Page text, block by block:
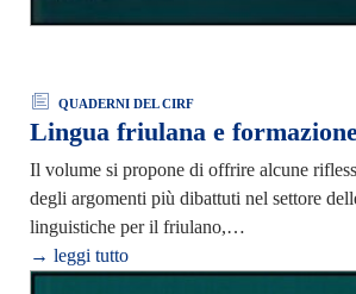
QUADERNI DEL CIRF
Lingua friulana e
Il volume si propone di offrire alcune
degli argomenti più dibattuti nel settore
linguistiche per il friulano,…
→ leggi tutto